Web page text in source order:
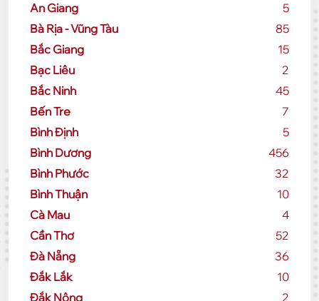
An Giang
5
Bà Rịa - Vũng Tàu
85
Bắc Giang
15
Bạc Liêu
2
Bắc Ninh
45
Bến Tre
7
Bình Định
5
Bình Dương
456
Bình Phước
32
Bình Thuận
10
Cà Mau
4
Cần Thơ
52
Đà Nẵng
36
Đắk Lắk
10
Đắk Nông
2